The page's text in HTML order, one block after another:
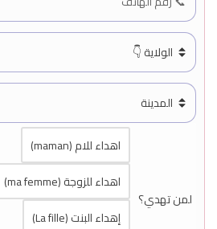
لمن تهدي؟
اهداء للام (maman)
اهداء للزوجة (ma femme)
إهداء البنت (La fille)